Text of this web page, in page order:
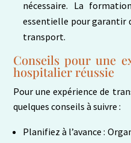
nécessaire. La
essentielle pour garantir
transport.
Conseils pour une
hospitalier réussie
Pour une expérience de
quelques conseils à suivre :
Planifiez à l’avance :